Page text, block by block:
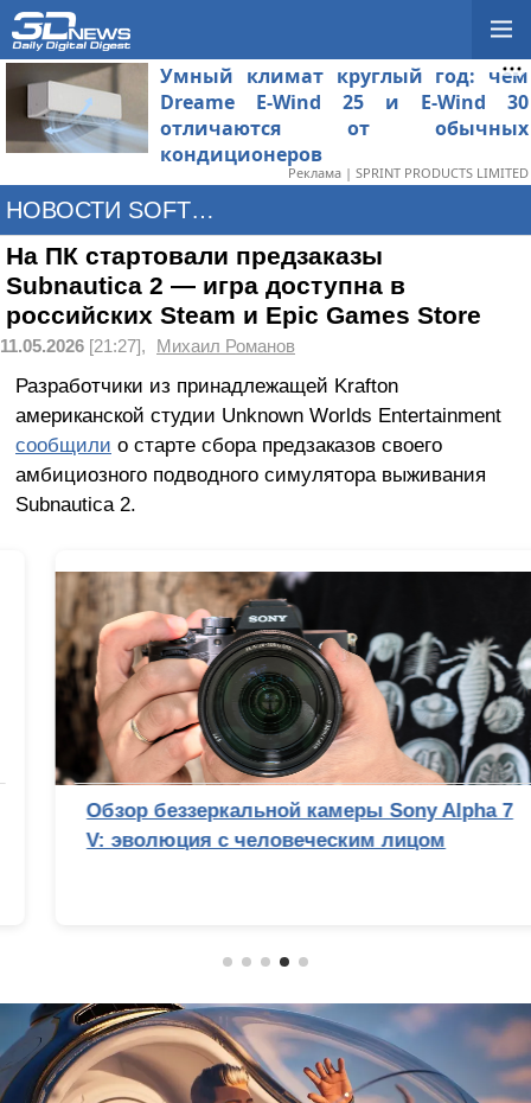
Умный климат круглый год: чем
Dreame E-Wind 25 и E-Wind 30
отличаются от обычных
кондиционеров
Реклама | SPRINT PRODUCTS LIMITED
НОВОСТИ SOFTWARE
На ПК стартовали предзаказы
Subnautica 2 — игра доступна в
российских Steam и Epic Games Store
11.05.2026 [21:27], Михаил Романов
Разработчики из принадлежащей Krafton
американской студии Unknown Worlds Entertainment
сообщили о старте сбора предзаказов своего
амбициозного подводного симулятора выживания
Subnautica 2.
Обзор беззеркальной камеры Sony Alpha 7
V: эволюция с человеческим лицом